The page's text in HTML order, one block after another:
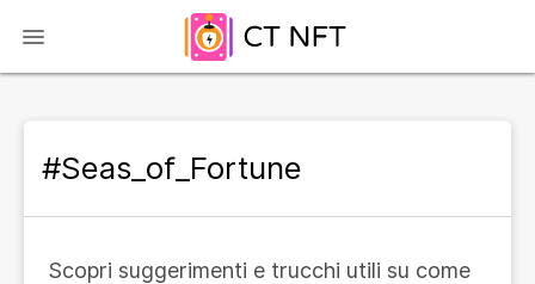
#Seas_of_Fortune
Scopri suggerimenti e trucchi utili su come